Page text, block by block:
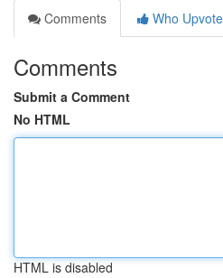
Comments
Who
Comments
Submit a Comment
No HTML
HTML is disabled